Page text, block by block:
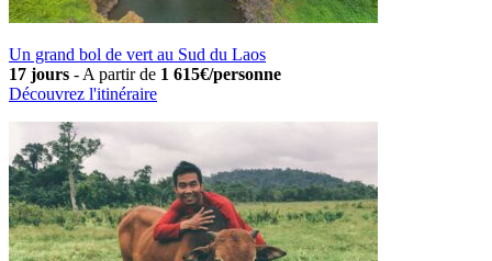
Un grand bol de vert au Sud du Laos
17 jours - A partir de 1 615€/personne
Découvrez l'itinéraire